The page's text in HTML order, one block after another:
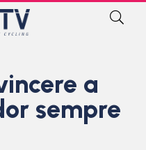
a
sempre